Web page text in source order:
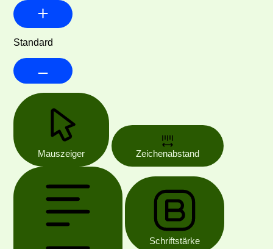
Standard
Mauszeiger Zeichenabstand
Schriftstärke